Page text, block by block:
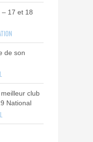
17 et 18
de son
club
National